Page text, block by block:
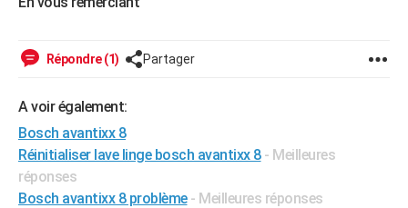
BONS PLANS
CARTE DE VOEUX
Carte de Noël
Carte Bonne année
Carte Saint-Valentin
Carte Pâques
Carte d'anniversaire
DICTIONNAIRE
Répondre (1) Partager
A voir également:
Bosch avantixx 8
Réinitialiser lave linge bosch avantixx 8 - Meilleures
réponses
Bosch avantixx 8 problème - Meilleures réponses